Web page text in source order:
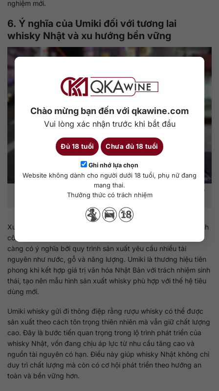
Chào mừng bạn đến với qkawine.com
Vui lòng xác nhận trước khi bắt đầu
Đủ 18 tuổi Chưa đủ 18 tuổi
Ghi nhớ lựa chọn
Website không dành cho người dưới 18 tuổi, phụ nữ đang
mang thai.
Thưởng thức có trách nhiệm
nghiệm mới.
6. Ý nghĩa của Umiki đối với tương lai
whisky Nhật và xu hướng bền vững
Ý nghĩa của Umiki đối với tương lai whisky Nhật và xu hướng bền
Xu hướng bền vững đang trở thành trọng tâm của nhiều ngành
công nghiệp trên thế giới. Trong ngành rượu whisky, điều này
càng có ý nghĩa bởi quy trình sản xuất yêu cầu nhiều tài
nguyên như nước, gỗ và năng lượng. Umiki là thương hiệu tiên
phong khi kết hợp giá trị văn hóa Nhật Bản với trách nhiệm sinh
thái, tạo nên mẫu hình sản xuất whisky phù hợp với thế hệ tiêu
dùng mới.
Umiki whisky gửi đi thông điệp rằng rượu whisky có thể được
sản xuất theo cách tôn trọng thiên nhiên mà vẫn giữ chất lượng
cao. Đây là bước tiến quan trọng trong lộ trình phát triển của
whisky Nhật, vốn đang chịu áp lực từ nhu cầu tăng cao và
nguồn tài nguyên có hạn. Điều này giúp whisky Nhật không chỉ
duy trì chất lượng mà còn có cơ hội phát triển theo hướng an
toàn và bền vững hơn.